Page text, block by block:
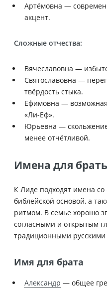
Артёмовна —
акцент.
Сложные отчества:
Вячеславовна —
Святославовна —
твёрдость стыка.
Ефимовна — возможная
«Ли-Еф».
Юрьевна —
менее отчётливой.
Имена для
К Лиде подходят имена со
библейской основой, а
ритмом. В семье хорошо
согласными и открытым
традиционными
Имя для брата
Александр — общее